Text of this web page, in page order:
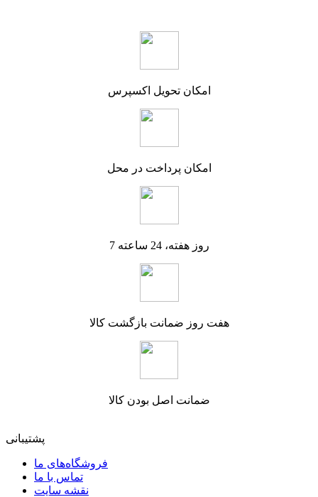
امکان تحویل اکسپرس
امکان پرداخت در محل
7 روز هفته، 24 ساعته
هفت روز ضمانت بازگشت کالا
ضمانت اصل بودن کالا
پشتیبانی
فروشگاه‌های ما
تماس با ما
نقشه سایت